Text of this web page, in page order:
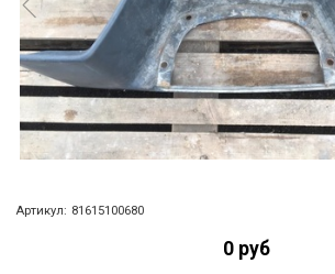
Артикул: 81615100680
0 руб